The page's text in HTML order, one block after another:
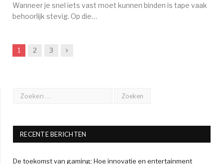
Wanneer je snel iets vast moet kunnen binden is tape vaak
behoorlijk stevig. Op die…
1 2 3 Next
RECENTE BERICHTEN
De toekomst van gaming: Hoe innovatie en entertainment